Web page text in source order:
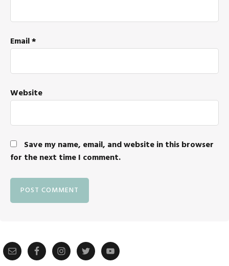
Email*
Website
Save my name, email, and website in this browser
for the next time I comment.
Primary